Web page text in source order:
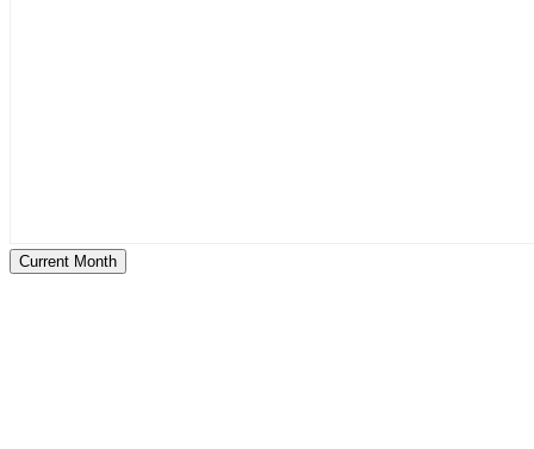
Current Month